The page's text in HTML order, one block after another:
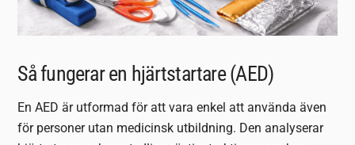
Så fungerar en hjärtstartare (AED)
En AED är utformad för att vara enkel att använda även
för personer utan medicinsk utbildning. Den analyserar